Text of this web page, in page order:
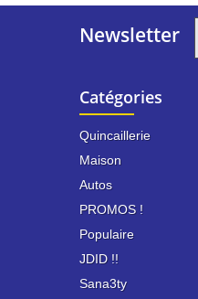
Newsletter
Catégories
Quincaillerie
Maison
Autos
PROMOS !
Populaire
JDID !!
Sana3ty